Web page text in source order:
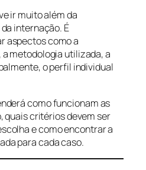
ir muito além da
internação. É
aspectos como a
metodologia utilizada, a
o perfil individual
como funcionam as
quais critérios devem ser
e como encontrar a
para cada caso.